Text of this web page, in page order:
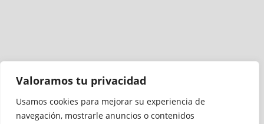
Valoramos tu privacidad
Usamos cookies para mejorar su experiencia de
navegación, mostrarle anuncios o contenidos
Medio auditado por